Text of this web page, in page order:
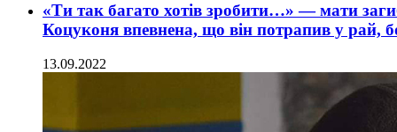
«Ти так багато хотів зробити…» — мати
Коцуконя впевнена, що він потрапив у рай,
13.09.2022